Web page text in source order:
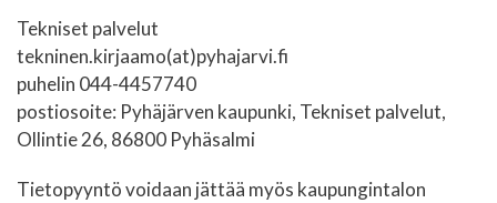
Tekniset palvelut
tekninen.kirjaamo(at)pyhajarvi.fi
puhelin 044-4457740
postiosoite: Pyhäjärven kaupunki, Tekniset palvelut,
Ollintie 26, 86800 Pyhäsalmi
Tietopyyntö voidaan jättää myös kaupungintalon